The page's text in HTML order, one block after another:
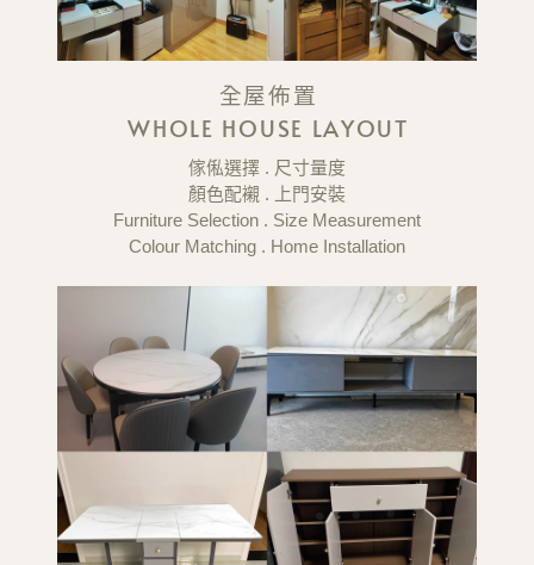
全屋佈置
WHOLE HOUSE LAYOUT
傢俬選擇 . 尺寸量度
顏色配襯 . 上門安裝
Furniture Selection . Size Measurement
Colour Matching . Home Installation